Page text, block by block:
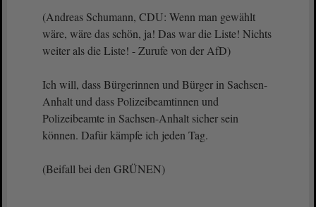
(Andreas Schumann, CDU: Wenn man gewählt
wäre, wäre das schön, ja! Das war die Liste! Nichts
weiter als die Liste! - Zurufe von der AfD)
Ich will, dass Bürgerinnen und Bürger in Sachsen-
Anhalt und dass Polizeibeamtinnen und
Polizeibeamte in Sachsen-Anhalt sicher sein
können. Dafür kämpfe ich jeden Tag.
(Beifall bei den GRÜNEN)